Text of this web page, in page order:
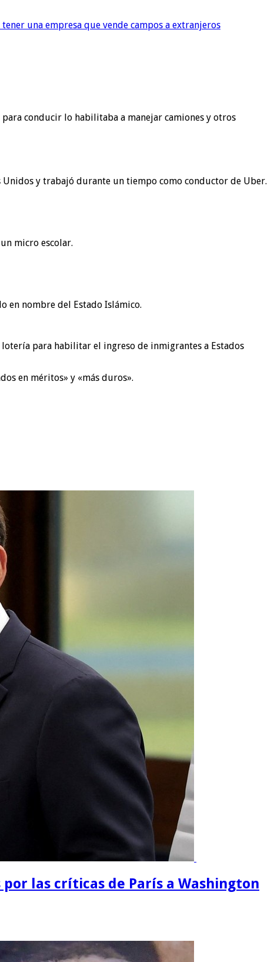
una empresa que vende campos a extranjeros
conducir lo habilitaba a manejar camiones y otros
Unidos y trabajó durante un tiempo como conductor de Uber.
micro escolar.
en nombre del Estado Islámico.
para habilitar el ingreso de inmigrantes a Estados
en méritos» y «más duros».
las críticas de París a Washington